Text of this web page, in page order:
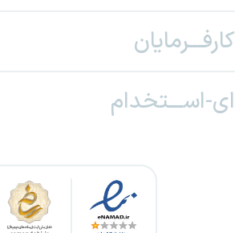
کارفـــرمایان
ای-اســـتخدام